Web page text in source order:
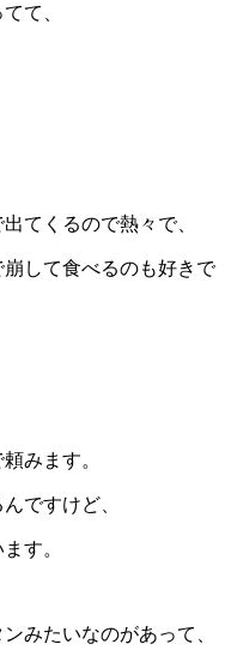
て、
てくるので熱々で、
して食べるのも好きで
みます。
ですけど、
す。
みたいなのがあって、